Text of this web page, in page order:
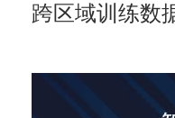
跨区域训练数